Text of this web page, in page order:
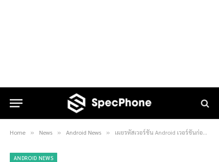
Home » News » Android News » เผยรหัสเวอร์ชัน Android เวอร์ชันก่อน Cupcake พบไม่ได้เรียงตามตัวอักษร
ANDROID NEWS